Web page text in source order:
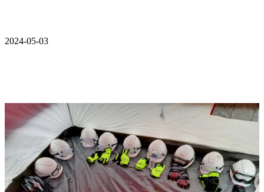
2024-05-03